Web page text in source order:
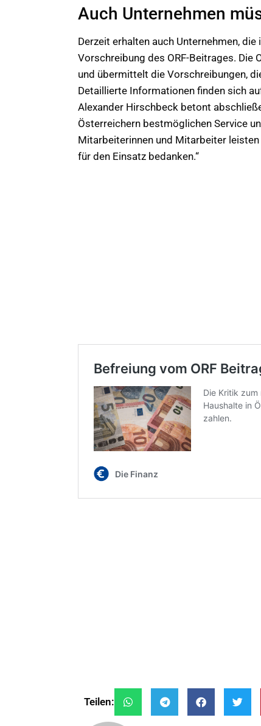
Auch Unternehmen
Derzeit erhalten auch Unternehmen,
Vorschreibung des ORF-Beitrages. Die
und übermittelt die Vorschreibungen,
Detaillierte Informationen finden sich
Alexander Hirschbeck betont
Österreichern bestmöglichen Service
Mitarbeiterinnen und Mitarbeiter
für den Einsatz bedanken.“
Teilen: